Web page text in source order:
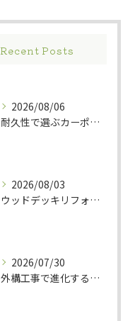
Recent Posts
2026/08/06
耐久性で選ぶカーポート素材の特徴
2026/08/03
ウッドデッキリフォームの重要ポイント解説
2026/07/30
外構工事で進化する防犯ポストの技術